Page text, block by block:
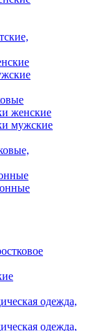
женские
мужские
одежда,
одежда,